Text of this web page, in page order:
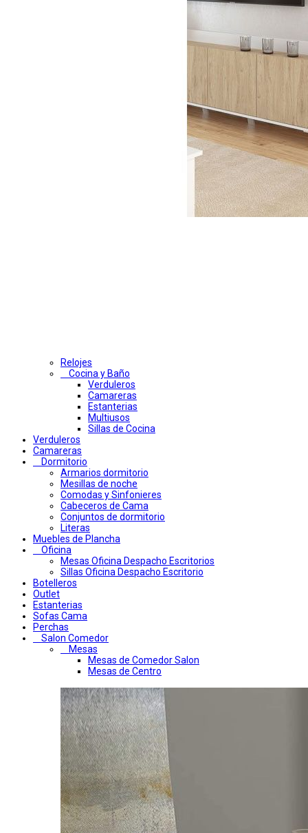
Relojes
Cocina y Baño
Verduleros
Camareras
Estanterias
Multiusos
Sillas de Cocina
Verduleros
Camareras
Dormitorio
Armarios dormitorio
Mesillas de noche
Comodas y Sinfonieres
Cabeceros de Cama
Conjuntos de dormitorio
Literas
Muebles de Plancha
Oficina
Mesas Oficina Despacho Escritorios
Sillas Oficina Despacho Escritorio
Botelleros
Outlet
Estanterias
Sofas Cama
Perchas
Salon Comedor
Mesas
Mesas de Comedor Salon
Mesas de Centro